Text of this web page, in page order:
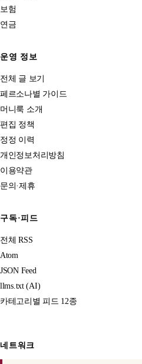
보험
연금
운영 정보
전체 글 보기
페르소나별 가이드
머니룩 소개
편집 정책
정정 이력
개인정보처리방침
이용약관
문의·제휴
구독·피드
전체 RSS
Atom
JSON Feed
llms.txt (AI)
카테고리별 피드 12종
네트워크